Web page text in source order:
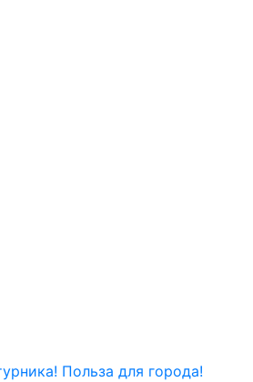
Польза для города!